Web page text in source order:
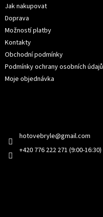
Jak nakupovat
Doprava
Možností platby
Kontakty
Obchodní podmínky
Podmínky ochrany osobních údajů
Moje objednávka
hotovebryle@gmail.com
+420 776 222 271 (9:00-16:30)